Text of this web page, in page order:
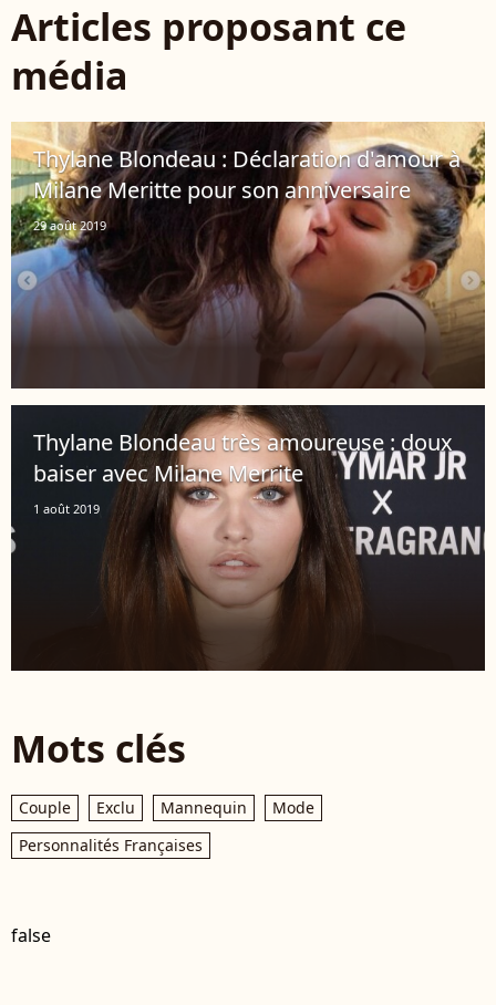
Articles proposant ce
média
Thylane Blondeau : Déclaration d'amour à
Milane Meritte pour son anniversaire
29 août 2019
Thylane Blondeau très amoureuse : doux
baiser avec Milane Merrite
1 août 2019
Mots clés
Couple Exclu Mannequin
Mode
Personnalités Françaises
false